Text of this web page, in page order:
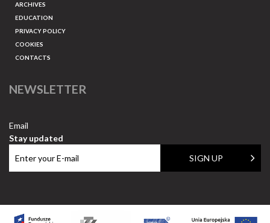
ARCHIVES
EDUCATION
PRIVACY POLICY
COOKIES
CONTACTS
NEWSLETTER
Email
Stay updated